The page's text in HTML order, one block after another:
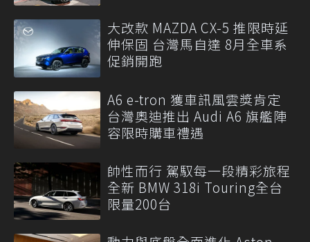
大改款 MAZDA CX-5 推限時延
伸保固 台灣馬自達 8月全車系
促銷開跑
A6 e-tron 獲車訊風雲獎肯定
台灣奧迪推出 Audi A6 旗艦陣
容限時購車禮遇
帥性而行 駕馭每一段精彩旅程
全新 BMW 318i Touring全台
限量200台